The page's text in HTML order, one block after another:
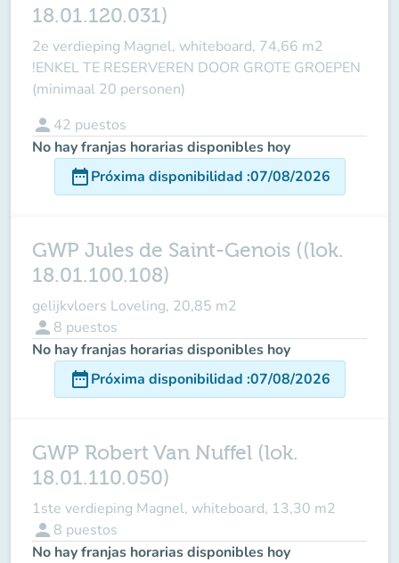
18.01.120.031)
2e verdieping Magnel, whiteboard, 74,66 m2
!ENKEL TE RESERVEREN DOOR GROTE GROEPEN
(minimaal 20 personen)
person 42 puestos
No hay franjas horarias disponibles hoy
date_rangePróxima disponibilidad :07/08/2026
GWP Jules de Saint-Genois ((lok.
18.01.100.108)
gelijkvloers Loveling, 20,85 m2
person 8 puestos
No hay franjas horarias disponibles hoy
date_rangePróxima disponibilidad :07/08/2026
GWP Robert Van Nuffel (lok.
18.01.110.050)
1ste verdieping Magnel, whiteboard, 13,30 m2
person 8 puestos
No hay franjas horarias disponibles hoy